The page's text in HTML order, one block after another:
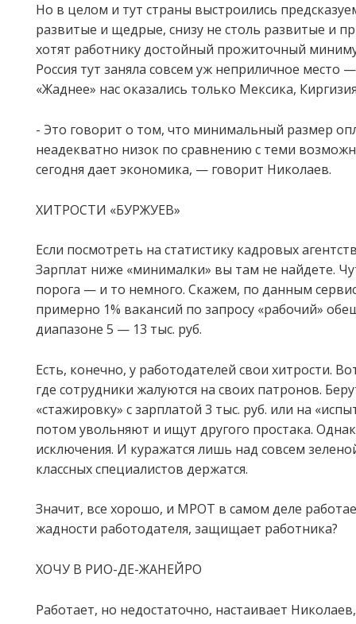
Но в целом и тут страны выстроились
развитые и щедрые, снизу не столь развитые и
хотят работнику достойный прожиточный
Россия тут заняла совсем уж неприличное место
«Жаднее» нас оказались только Мексика,
- Это говорит о том, что минимальный размер
неадекватно низок по сравнению с теми
сегодня дает экономика, — говорит Николаев.
ХИТРОСТИ «БУРЖУЕВ»
Если посмотреть на статистику кадровых
Зарплат ниже «минималки» вы там не найдете.
порога — и то немного. Скажем, по данным
примерно 1% вакансий по запросу «рабочий»
диапазоне 5 — 13 тыс. руб.
Есть, конечно, у работодателей свои хитрости.
где сотрудники жалуются на своих патронов.
«стажировку» с зарплатой 3 тыс. руб. или на
потом увольняют и ищут другого простака.
исключения. И куражатся лишь над совсем
классных специалистов держатся.
Значит, все хорошо, и МРОТ в самом деле
жадности работодателя, защищает работника?
ХОЧУ В РИО-ДЕ-ЖАНЕЙРО
Работает, но недостаточно, настаивает